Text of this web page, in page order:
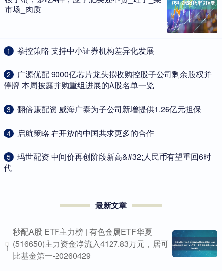
市场_肉质
1 ​拳控策略 支持中小证券机构差异化发展
2
​广源优配 9000亿芯片龙头拟收购控股子公司剩余股权并
停牌 本周披露并购重组进展的A股名单一览
3 ​翻倍赚配资 威海广泰为子公司新增提供1.26亿元担保
4 ​启航策略 在开放的中国共求更多的合作
5
​玛世配资 中间价再创阶段新高&#32;人民币有望重回6时
代
最新文章
1
秒配A股 ETF主力榜 | 有色金属ETF华夏
(516650)主力资金净流入4127.83万元，居可
比基金第一-20260429